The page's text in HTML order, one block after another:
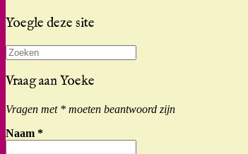
Yoegle deze site
Zoeken
naar:
Vraag aan Yoeke
Vragen met * moeten beantwoord zijn
Naam *